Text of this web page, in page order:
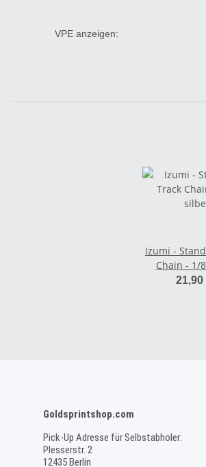
VPE anzeigen:
Izumi -
Chain - 1/
21,90
Goldsprintshop.com
Pick-Up Adresse für Selbstabholer:
Plesserstr. 2
12435 Berlin